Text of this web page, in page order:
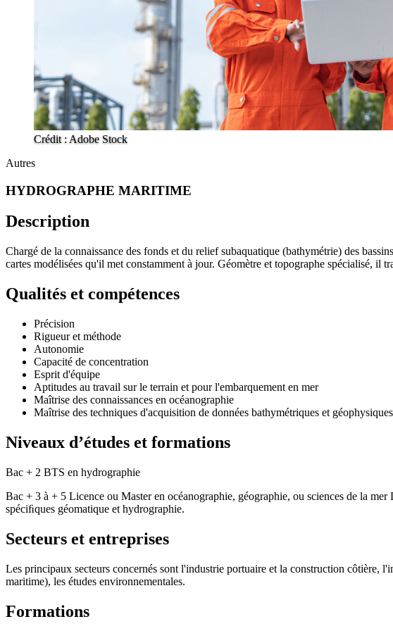
Crédit : Adobe Stock
Autres
HYDROGRAPHE MARITIME
Description
Chargé de la connaissance des fonds et du relief subaquatique (bathymétrie) des
cartes modélisées qu'il met constamment à jour. Géomètre et topographe spécialisé, il
Qualités et compétences
Précision
Rigueur et méthode
Autonomie
Capacité de concentration
Esprit d'équipe
Aptitudes au travail sur le terrain et pour l'embarquement en mer
Maîtrise des connaissances en océanographie
Maîtrise des techniques d'acquisition de données bathymétriques et géophysiques
Niveaux d’études et formations
Bac + 2 BTS en hydrographie
Bac + 3 à + 5 Licence ou Master en océanographie, géographie, ou sciences de la
spéciﬁques géomatique et hydrographie.
Secteurs et entreprises
Les principaux secteurs concernés sont l'industrie portuaire et la construction côtière,
maritime), les études environnementales.
Formations